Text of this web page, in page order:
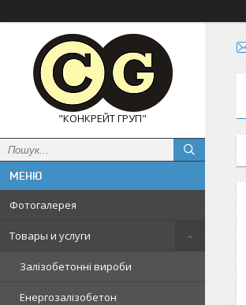
"КОНКРЕЙТ ГРУП"
Фотогалерея
Товары и услуги
Залізобетонні вироби
Енергозалізобетон